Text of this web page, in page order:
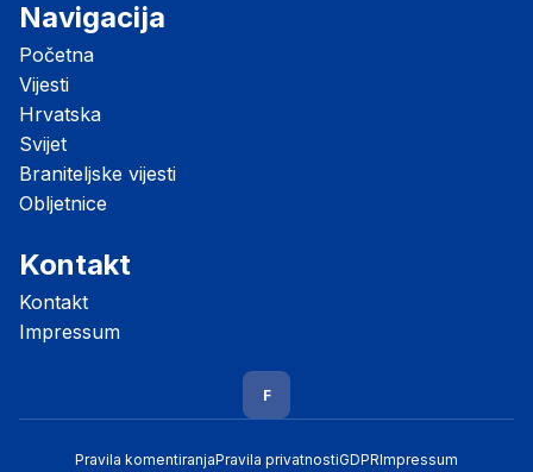
Navigacija
Početna
Vijesti
Hrvatska
Svijet
Braniteljske vijesti
Obljetnice
Kontakt
Kontakt
Impressum
F
Pravila komentiranjaPravila privatnostiGDPRImpressum